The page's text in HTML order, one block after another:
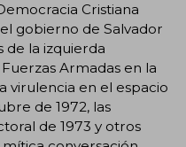
Cristiana
gobierno de Salvador
de la izquierda
Armadas en la
virulencia en el espacio
de 1972, las
de 1973 y otros